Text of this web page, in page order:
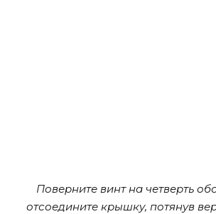
Поверните винт на четверть
отсоедините крышку, потянув